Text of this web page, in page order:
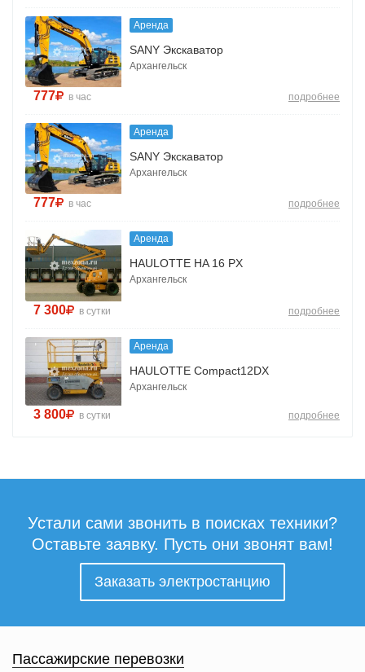
Аренда
SANY Экскаватор
Архангельск
777 в час подробнее
Аренда
SANY Экскаватор
Архангельск
777 в час подробнее
Аренда
HAULOTTE HA 16 PX
Архангельск
7 300 в сутки подробнее
Аренда
HAULOTTE Compact12DX
Архангельск
3 800 в сутки подробнее
Устали сами звонить в поисках техники?
Оставьте заявку. Пусть они звонят вам!
Заказать электростанцию
Пассажирские перевозки